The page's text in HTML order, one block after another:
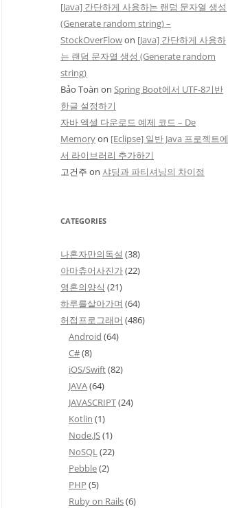
[Java] 간단하게 사용하는 랜덤 문자열 생성
(Generate random string) –
StockOverFlowon [Java] 간단하게 사용하
는 랜덤 문자열 생성 (Generate random
string)
Bảo Toàn on Spring Boot에서 UTF-8기반
한글 설정하기
자바 엑셀 다운로드 예제 코드 – De
Memoryon [Eclipse] 일반 Java 프로젝트에
서 라이브러리 추가하기
고건주 on 샤딩과 파티셔닝의 차이점
CATEGORIES
나혼자만의독설 (38)
아마츄어사진가(22)
영혼의양식 (21)
하루를살아가며 (64)
허접프로그래머 (486)
Android (64)
C#(8)
iOS/Swift(82)
JAVA(64)
JAVASCRIPT(24)
Kotlin (1)
Node.JS(1)
NoSQL(22)
Pebble(2)
PHP (5)
Ruby on Rails(6)